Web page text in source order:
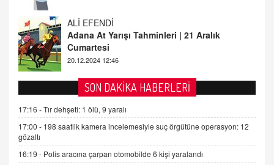
Cumartesi
20.12.2024 12:46
TUTKUNUN PERİSİ
Gerekenler
08.11.2024 13:16
FARUK ÖNALAN
Tezkere Onaylanmasaydı…
2 Kasım 2021 Salı 00:11
SON DAKİKA HABERLERİ
17:16 -Tır dehşeti: 1 ölü, 9 yaralı
17:00 - 198 saatlik kamera incelemesiyle suç örgütüne operasyon: 12
gözaltı
16:19 - Polis aracına çarpan otomobilde 6 kişi yaralandı